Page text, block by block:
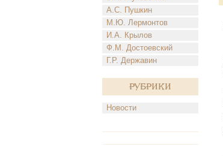
А.С. Пушкин
М.Ю. Лермонтов
И.А. Крылов
Ф.М. Достоевский
Г.Р. Державин
Рубрики
Новости